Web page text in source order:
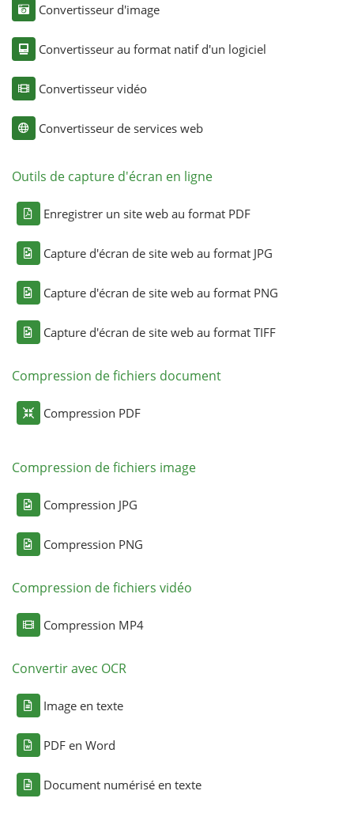
Convertisseur d'image
Convertisseur au format natif d'un logiciel
Convertisseur vidéo
Convertisseur de services web
Outils de capture d'écran en ligne
Enregistrer un site web au format PDF
Capture d'écran de site web au format JPG
Capture d'écran de site web au format PNG
Capture d'écran de site web au format TIFF
Compression de fichiers document
Compression PDF
Compression de fichiers image
Compression JPG
Compression PNG
Compression de fichiers vidéo
Compression MP4
Convertir avec OCR
Image en texte
PDF en Word
Document numérisé en texte